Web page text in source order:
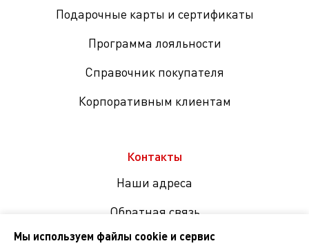
Подарочные карты и сертификаты
Программа лояльности
Справочник покупателя
Корпоративным клиентам
Контакты
Наши адреса
Обратная связь
Мы используем файлы cookie и сервис